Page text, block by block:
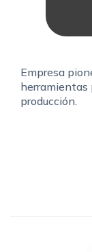
Empresa
herramientas
producción.